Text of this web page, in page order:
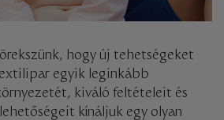
hogy új tehetségeket
egyik leginkább
kiváló feltételeit és
kínáljuk egy olyan